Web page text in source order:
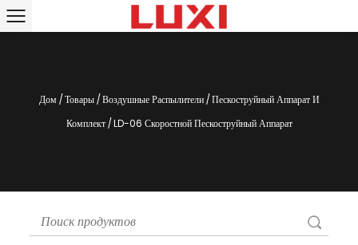
Дом/Товары/Воздушные Распылители/Пескоструйный Аппарат И
Комплект/LD-06 Скоростной Пескоструйный Аппарат